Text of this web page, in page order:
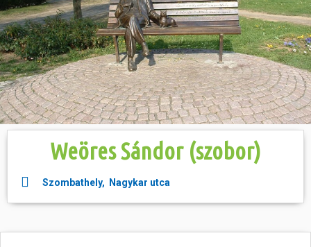
Sport
Szabadidő
Hasznos
Weöres Sándor (szobor)
Szombathely, Nagykar utca